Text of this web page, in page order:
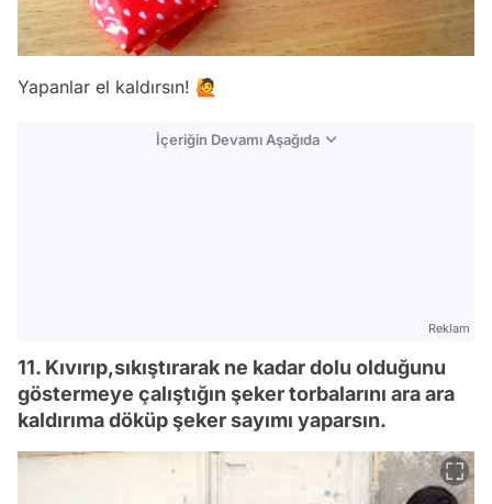
Yapanlar el kaldırsın! 🙋
İçeriğin Devamı Aşağıda
Reklam
11. Kıvırıp,sıkıştırarak ne kadar dolu olduğunu
göstermeye çalıştığın şeker torbalarını ara ara
kaldırıma döküp şeker sayımı yaparsın.